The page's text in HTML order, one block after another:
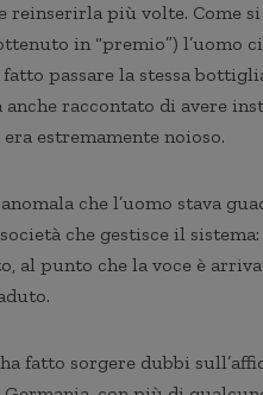
reinserirla più volte. Come
in “premio”) l’uomo
passare la stessa
anche raccontato di avere
estremamente noioso.
che l’uomo stava
che gestisce il
al punto che la voce è
ha fatto sorgere dubbi